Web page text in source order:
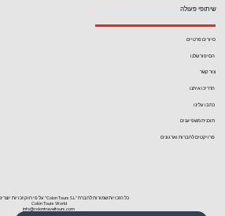
כל הזכויות שמורות לחברת ''Colon Tours S.L'' על פי חוק זכויות יוצרים ©2018- 2025
Colón Tours World
info@colontraveltours.com
שיתופי פעולה
תוכנית משפיענים
הסיפור שלנו
סיורים פרטיים
הדריכו איתנו
פרויקטים לחברות וארגונים
כתבו עלינו
צור קשר